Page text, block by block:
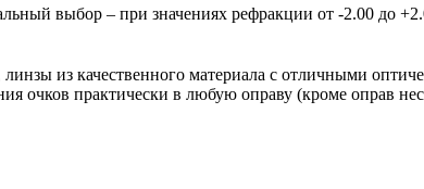
выбор – при значениях рефракции от -2.00 до
из качественного материала с отличными
очков практически в любую оправу (кроме оправ